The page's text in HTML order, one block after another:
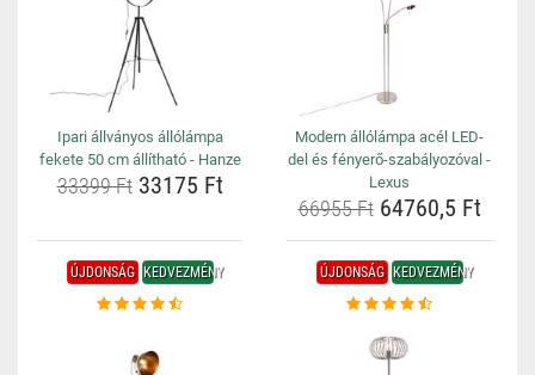
Ipari állványos állólámpa
fekete 50 cm állítható - Hanze
33399 Ft33175 Ft
Modern állólámpa acél LED-
del és fényerő-szabályozóval -
Lexus
66955 Ft64760,5 Ft
ÚJDONSÁG KEDVEZMÉNY ÚJDONSÁG KEDVEZMÉNY